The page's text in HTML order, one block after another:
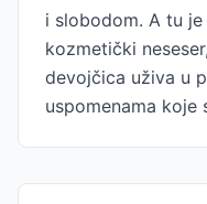
i slobodom. A tu
kozmetički
devojčica uživa u
uspomenama koje